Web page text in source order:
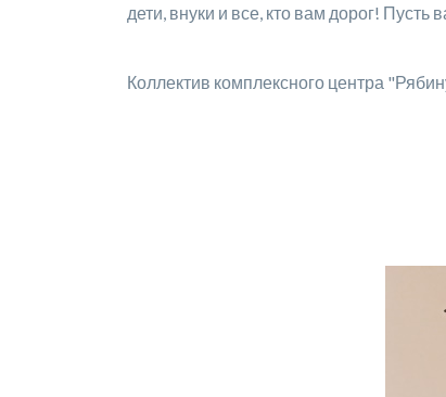
дети, внуки и все, кто вам дорог!
Коллектив комплексного центра